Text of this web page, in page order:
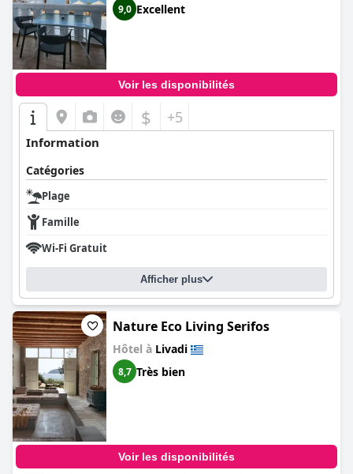
9,0 Excellent
Voir les disponibilités
$ +5
Information
Catégories
Plage
Famille
Wi-Fi Gratuit
Afficher plus
Nature Eco Living Serifos
Hôtel à Livadi
8,7 Très bien
Voir les disponibilités